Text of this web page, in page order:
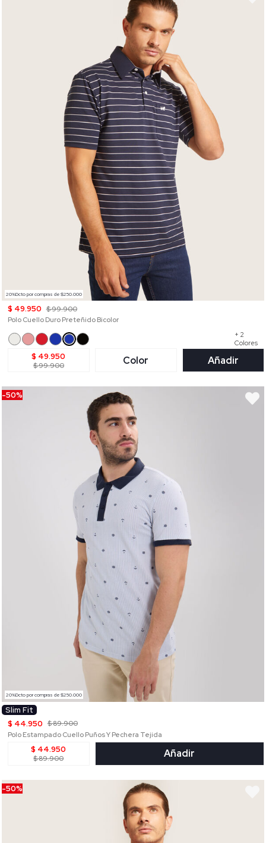
20%Dcto por compras de $250.000
$ 49.950 $ 99.900
Polo Cuello Duro Preteñido Bicolor
+ 2
Colores
$ 49.950
$ 99.900 Color Añadir
20%Dcto por compras de $250.000
-50%
Slim Fit
$ 44.950 $ 89.900
Polo Estampado Cuello Puños Y Pechera Tejida
$ 44.950
$ 89.900 Añadir
-50%